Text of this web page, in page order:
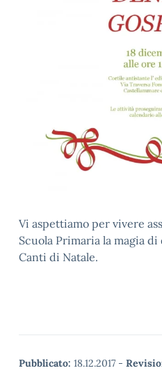
Vi aspettiamo per vivere
Scuola Primaria la magia di
Canti di Natale.
Pubblicato: 18.12.2017 -